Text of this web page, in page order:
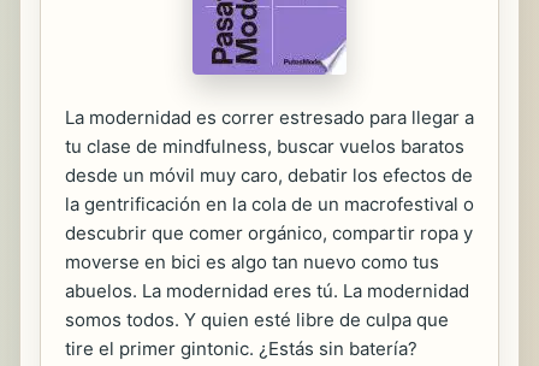
La modernidad es correr estresado para llegar a
tu clase de mindfulness, buscar vuelos baratos
desde un móvil muy caro, debatir los efectos de
la gentrificación en la cola de un macrofestival o
descubrir que comer orgánico, compartir ropa y
moverse en bici es algo tan nuevo como tus
abuelos. La modernidad eres tú. La modernidad
somos todos. Y quien esté libre de culpa que
tire el primer gintonic. ¿Estás sin batería?